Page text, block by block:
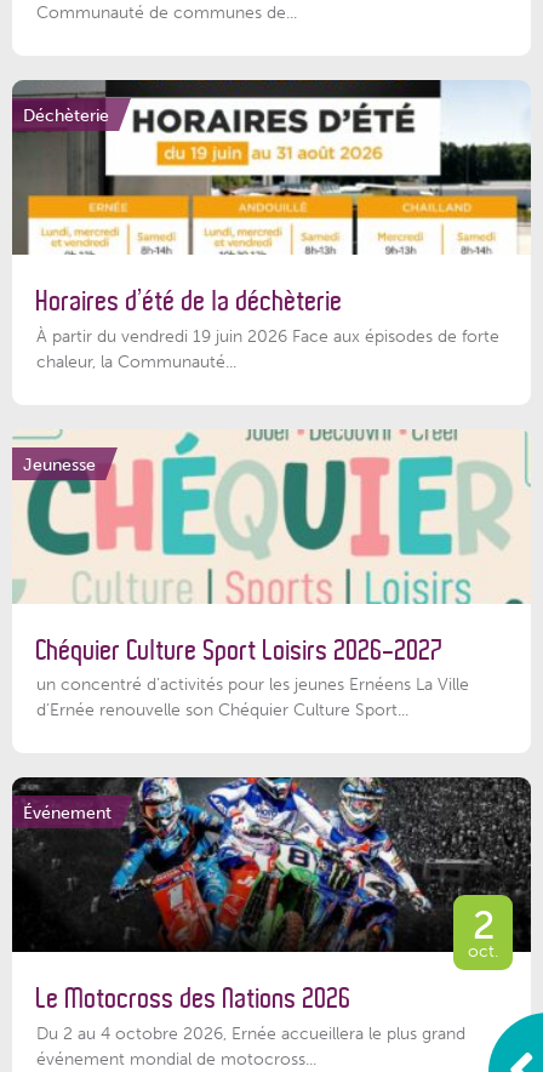
Communauté de communes de...
Déchèterie
Horaires d’été de la déchèterie
À partir du vendredi 19 juin 2026 Face aux épisodes de forte
chaleur, la Communauté...
Jeunesse
Chéquier Culture Sport Loisirs 2026-2027
un concentré d’activités pour les jeunes Ernéens La Ville
d’Ernée renouvelle son Chéquier Culture Sport...
Événement
2
oct.
Le Motocross des Nations 2026
Du 2 au 4 octobre 2026, Ernée accueillera le plus grand
événement mondial de motocross...